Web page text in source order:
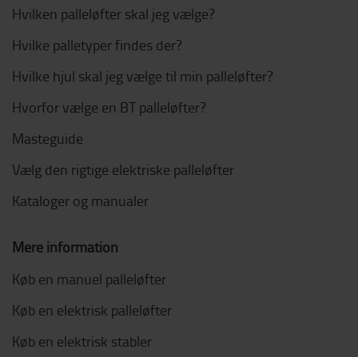
Hvilken palleløfter skal jeg vælge?
Hvilke palletyper findes der?
Hvilke hjul skal jeg vælge til min palleløfter?
Hvorfor vælge en BT palleløfter?
Masteguide
Vælg den rigtige elektriske palleløfter
Kataloger og manualer
Mere information
Køb en manuel palleløfter
Køb en elektrisk palleløfter
Køb en elektrisk stabler